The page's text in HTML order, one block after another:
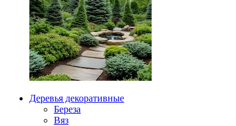
Деревья декоративные
Береза
Вяз